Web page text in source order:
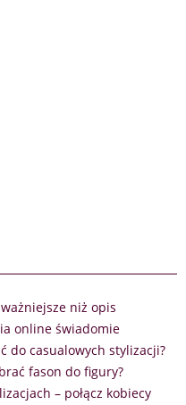
niż opis
online świadomie
do casualowych stylizacji?
fason do figury?
– połącz kobiecy